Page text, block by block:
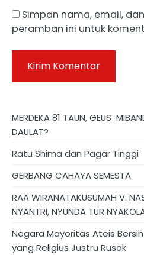
Simpan nama, email,
peramban ini untuk
MERDEKA 81 TAUN, GEUS
DAULAT?
Ratu Shima dan Pagar Tinggi
GERBANG CAHAYA SEMESTA
RAA WIRANATAKUSUMAH V:
NYANTRI, NYUNDA TUR
Negara Mayoritas Ateis
yang Religius Justru Rusak